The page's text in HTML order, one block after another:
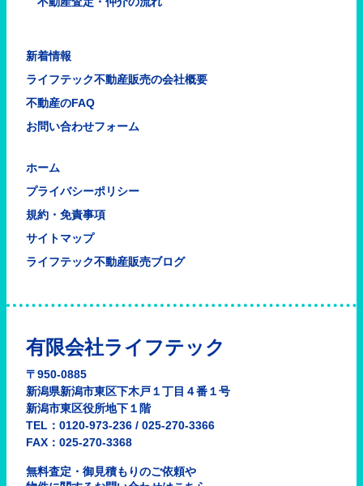
新着情報
ライフテック不動産販売の会社概要
不動産のFAQ
お問い合わせフォーム
ホーム
プライバシーポリシー
規約・免責事項
サイトマップ
ライフテック不動産販売ブログ
有限会社ライフテック
〒950-0885
新潟県新潟市東区下木戸１丁目４番１号
新潟市東区役所地下１階
TEL：0120-973-236 / 025-270-3366
FAX：025-270-3368
無料査定・御見積もりのご依頼や